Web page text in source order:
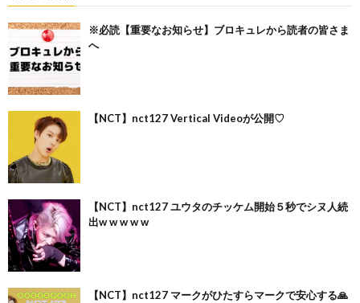
※必読【重要なお知らせ】ブロキュレから読者の皆さま
へ
【NCT】nct127 Vertical Videoが公開♡
【NCT】nct127 ユウタのチッケム開始５秒でシヌ人続
出w w w w w
【NCT】nct127 マークがひたすらマークで安心する🙏